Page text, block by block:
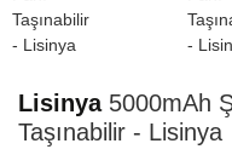
Lisinya5000mAh
Taşınabilir - Lisinya